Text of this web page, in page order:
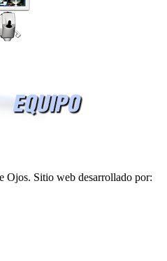
Ojos. Sitio web desarrollado por: